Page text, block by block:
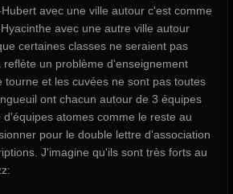
avec une ville autour c'est comme
avec une autre ville autour
certaines classes ne seraient pas
un problème d'enseignement
tourne et les cuvées ne sont pas toutes
ont chacun autour de 3 équipes
d'équipes atomes comme le reste au
pour le double lettre d'association
J'imagine qu'ils sont très forts au